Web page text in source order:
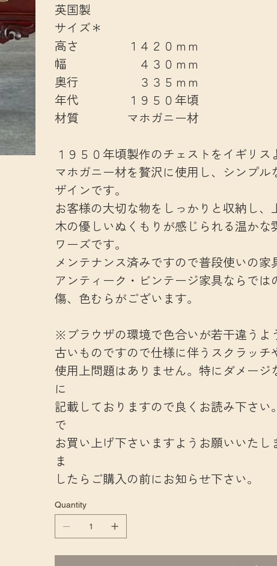
英国製
サイズ＊
高さ １４２０ｍｍ
幅 ４３０ｍｍ
奥行 ３３５ｍｍ
年代 １９５０年頃
材質 マホガニー材
１９５０年頃製作のチェストをイギリス
マホガニー材を贅沢に使用し、シンプ
ザインです。
お客様の大切な物をしっかりと収納し、
木の優しいぬくもりが感じられる温か
ワーズです。
メンテナンス済みですので普段使いの家
アンティーク・ビンテージ家具ならで
傷、色むらがございます。
※ブラウザの環境で色合いが若干違うよ
古いものですので仕様に伴うスクラッ
使用上問題はありません。特にダメー
に
記載しておりますので良くお読み下さ
で
お買い上げ下さいますようお願いいた
ま
したらご購入の前にお知らせ下さい。
Quantity